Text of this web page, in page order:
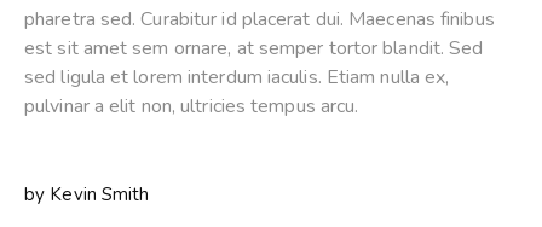
pharetra sed. Curabitur id placerat dui. Maecenas finibus
est sit amet sem ornare, at semper tortor blandit. Sed
sed ligula et lorem interdum iaculis. Etiam nulla ex,
pulvinar a elit non, ultricies tempus arcu.
by Kevin Smith